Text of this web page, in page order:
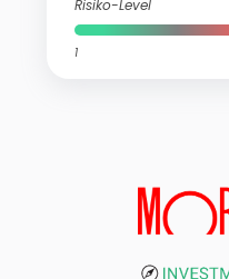
Risiko-Level
1